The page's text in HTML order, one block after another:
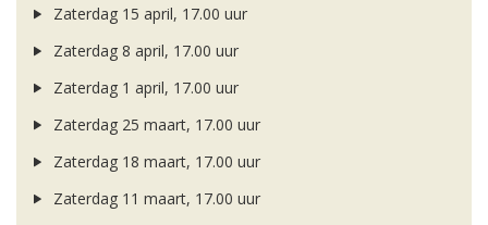
Zaterdag 15 april, 17.00 uur
Zaterdag 8 april, 17.00 uur
Zaterdag 1 april, 17.00 uur
Zaterdag 25 maart, 17.00 uur
Zaterdag 18 maart, 17.00 uur
Zaterdag 11 maart, 17.00 uur